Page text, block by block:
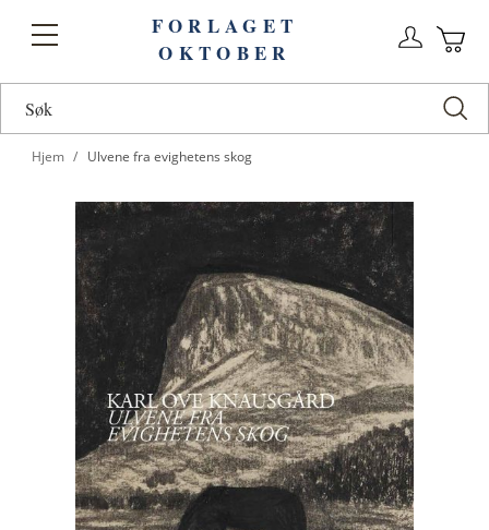
Toggle
FORLAGET
OKTOBER
Hjem Ulvene fra evighetens skog